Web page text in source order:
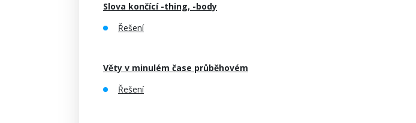
Slova končící -thing, -body
Řešení
Věty v minulém čase průběhovém
Řešení